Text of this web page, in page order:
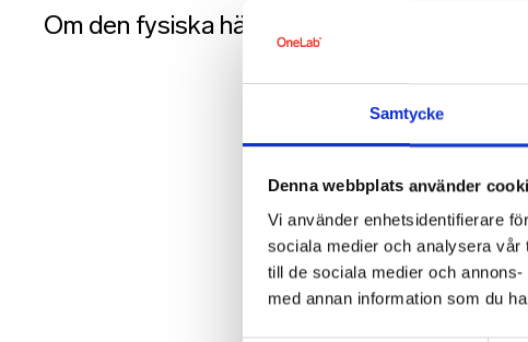
Samtycke
Denna webbplats använder
Vi använder enhetsidentifierare
sociala medier och analysera
till de sociala medier och
med annan information som du
Om den fysiska hälsoundersökningen